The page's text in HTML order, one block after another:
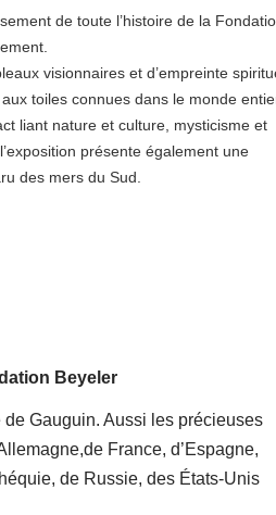
de toute l’histoire de la
visionnaires et d’empreinte
toiles connues dans le monde
liant nature et culture, mysticisme et
présente également une
des mers du Sud.
Beyeler
de Gauguin. Aussi les précieuses
France, d’Espagne,
de Russie, des États-Unis